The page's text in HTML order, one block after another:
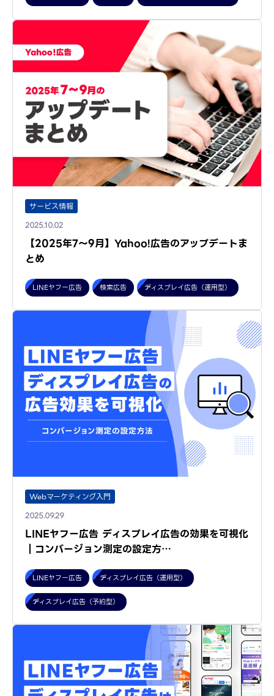
サービス情報
2025.10.02
【2025年7～9月】Yahoo!広告のアップデートま
とめ
LINEヤフー広告 検索広告 ディスプレイ広告（運用型）
Webマーケティング入門
2025.09.29
LINEヤフー広告 ディスプレイ広告の効果を可視化
｜コンバージョン測定の設定方…
LINEヤフー広告 ディスプレイ広告（運用型）
ディスプレイ広告（予約型）